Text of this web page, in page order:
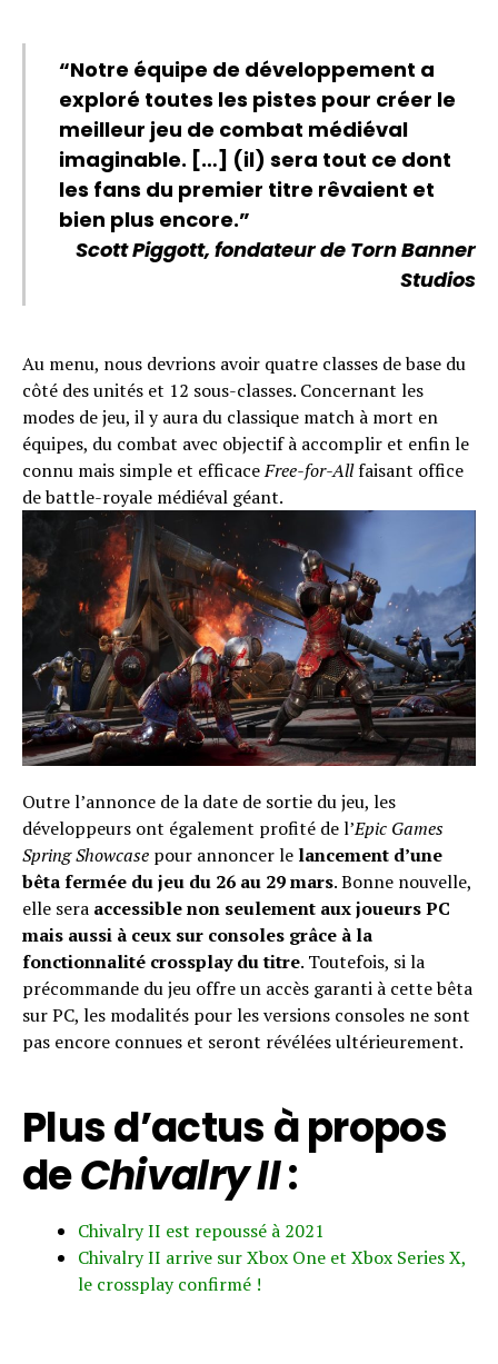
“Notre équipe de développement a
exploré toutes les pistes pour créer le
meilleur jeu de combat médiéval
imaginable. […] (il) sera tout ce dont
les fans du premier titre rêvaient et
bien plus encore.”
Scott Piggott, fondateur de Torn Banner
Studios
Au menu, nous devrions avoir quatre classes de base du
côté des unités et 12 sous-classes. Concernant les
modes de jeu, il y aura du classique match à mort en
équipes, du combat avec objectif à accomplir et enfin le
connu mais simple et efficaceFree-for-Allfaisant office
de battle-royale médiéval géant.
Outre l’annonce de la date de sortie du jeu, les
développeurs ont également profité de l’Epic Games
Spring Showcase pour annoncer le lancement d’une
bêta fermée du jeu du 26 au 29 mars. Bonne nouvelle,
elle sera accessible non seulement aux joueurs PC
mais aussi à ceux sur consoles grâce à la
fonctionnalité crossplay du titre. Toutefois, si la
précommande du jeu offre un accès garanti à cette bêta
sur PC, les modalités pour les versions consoles ne sont
pas encore connues et seront révélées ultérieurement.
Plus d’actus à propos
deChivalry II:
Chivalry II est repoussé à 2021
Chivalry II arrive sur Xbox One et Xbox Series X,
le crossplay confirmé !